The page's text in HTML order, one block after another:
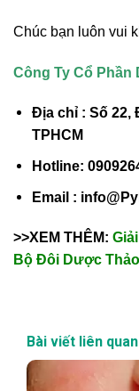
Chúc bạn luôn vui
Công Ty Cổ Phần
Địa chỉ : Số 22,
TPHCM
Hotline:
Email :
>>XEM THÊM:
Bộ Đôi Dược
Bài viết liên quan